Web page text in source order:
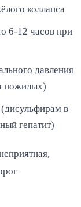
коллапса
6-12 часов при
давления
пожилых)
(дисульфирам в
гепатит)